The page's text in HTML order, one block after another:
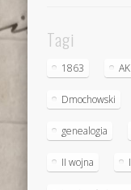
Tagi
1863 AK
Dmochowski
genealogia
II wojna